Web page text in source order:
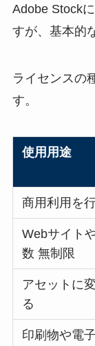
Adobe Stock
すが、基本的
ライセンスの
す。
使用用途
商用利用を
Webサイト
数 無制限
アセットに
る
印刷物や電